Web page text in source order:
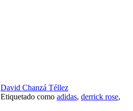
David Chanzá Téllez
Etiquetado como adidas, derrick rose,